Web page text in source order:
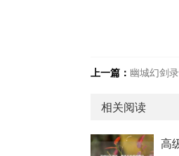
上一篇： 幽城幻剑
相关阅读
高